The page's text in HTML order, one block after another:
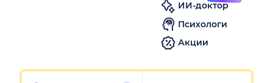
ИИ-доктор
Психологи
Акции
Очистить